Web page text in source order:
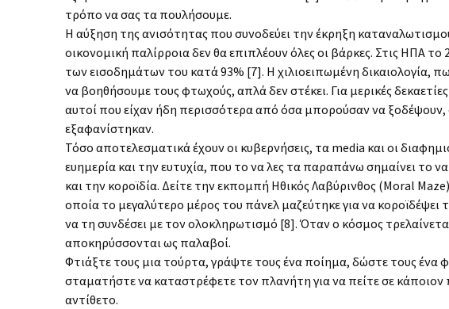
τρόπο να σας τα πουλήσουμε.
Η αύξηση της ανισότητας που συνοδεύει την έκρηξη
οικονομική παλίρροια δεν θα επιπλέουν όλες οι βάρκες. Στις ΗΠΑ
των εισοδημάτων του κατά 93% [7]. Η χιλιοειπωμένη δικαιολογία,
να βοηθήσουμε τους φτωχούς, απλά δεν στέκει. Για μερικές
αυτοί που είχαν ήδη περισσότερα από όσα μπορούσαν να
εξαφανίστηκαν.
Τόσο αποτελεσματικά έχουν οι κυβερνήσεις, τα media και οι
ευημερία και την ευτυχία, που το να λες τα παραπάνω σημαίνει το
και την κοροϊδία. Δείτε την εκπομπή Ηθικός Λαβύρινθος (Moral
οποία το μεγαλύτερο μέρος του πάνελ μαζεύτηκε για να κοροϊδέψει
να τη συνδέσει με τον ολοκληρωτισμό [8]. Όταν ο κόσμος
αποκηρύσσονται ως παλαβοί.
Φτιάξτε τους μια τούρτα, γράψτε τους ένα ποίημα, δώστε τους ένα
σταματήστε να καταστρέφετε τον πλανήτη για να πείτε σε κάποιον
αντίθετο.